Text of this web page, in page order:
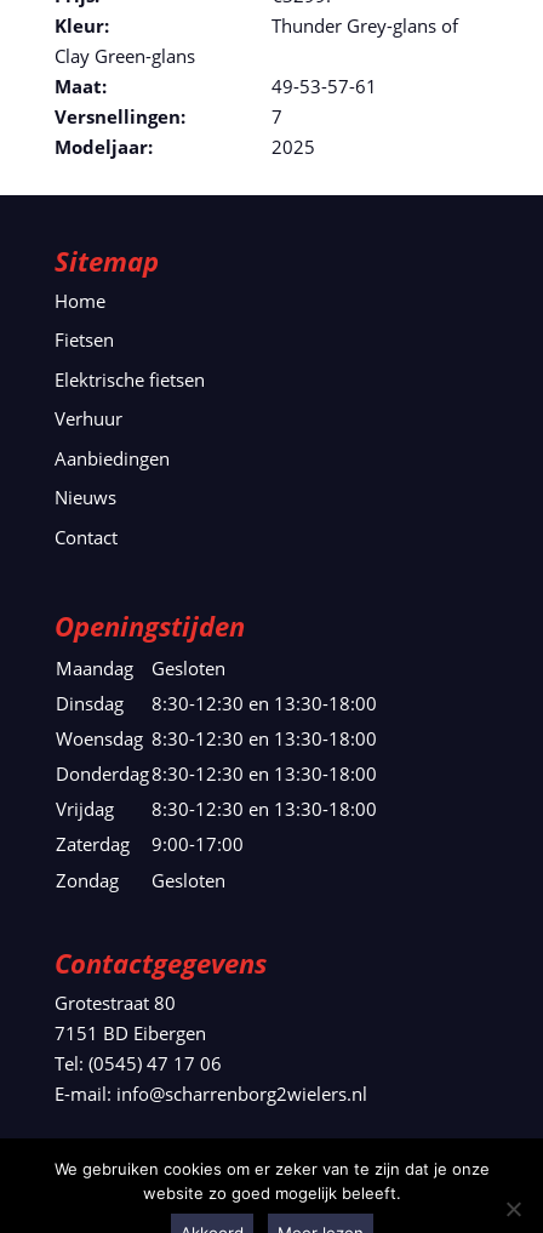
Kleur:
Thunder Grey-glans of
Clay Green-glans
Maat:
49-53-57-61
Versnellingen:
7
Modeljaar:
2025
Sitemap
Home
Fietsen
Elektrische fietsen
Verhuur
Aanbiedingen
Nieuws
Contact
Openingstijden
Maandag
Gesloten
Dinsdag
8:30-12:30 en 13:30-18:00
Woensdag 8:30-12:30 en 13:30-18:00
Donderdag8:30-12:30 en 13:30-18:00
Vrijdag
8:30-12:30 en 13:30-18:00
Zaterdag
9:00-17:00
Zondag
Gesloten
Contactgegevens
Grotestraat 80
7151 BD Eibergen
Tel: (0545) 47 17 06
E-mail: info@scharrenborg2wielers.nl
We gebruiken cookies om er zeker van te zijn dat je onze
website zo goed mogelijk beleeft.